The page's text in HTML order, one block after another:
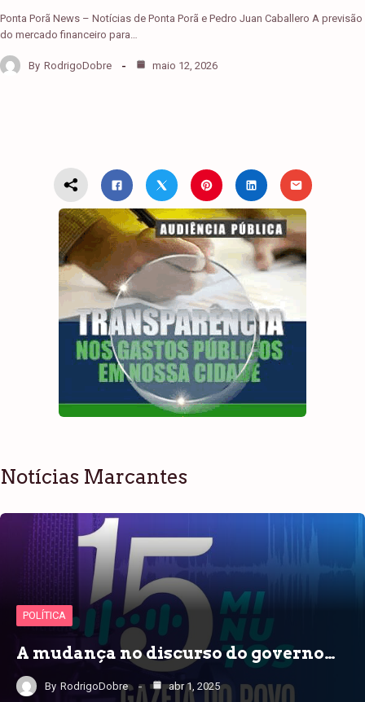
Ponta Porã News – Notícias de Ponta Porã e Pedro Juan Caballero A previsão
do mercado financeiro para…
By RodrigoDobre maio 12, 2026
Notícias Marcantes
POLÍTICA
A mudança no discurso do governo…
By RodrigoDobre abr 1, 2025